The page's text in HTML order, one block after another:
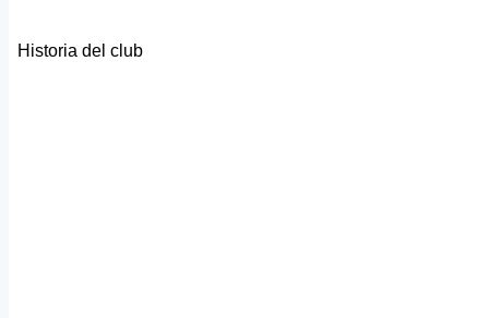
Historia del club